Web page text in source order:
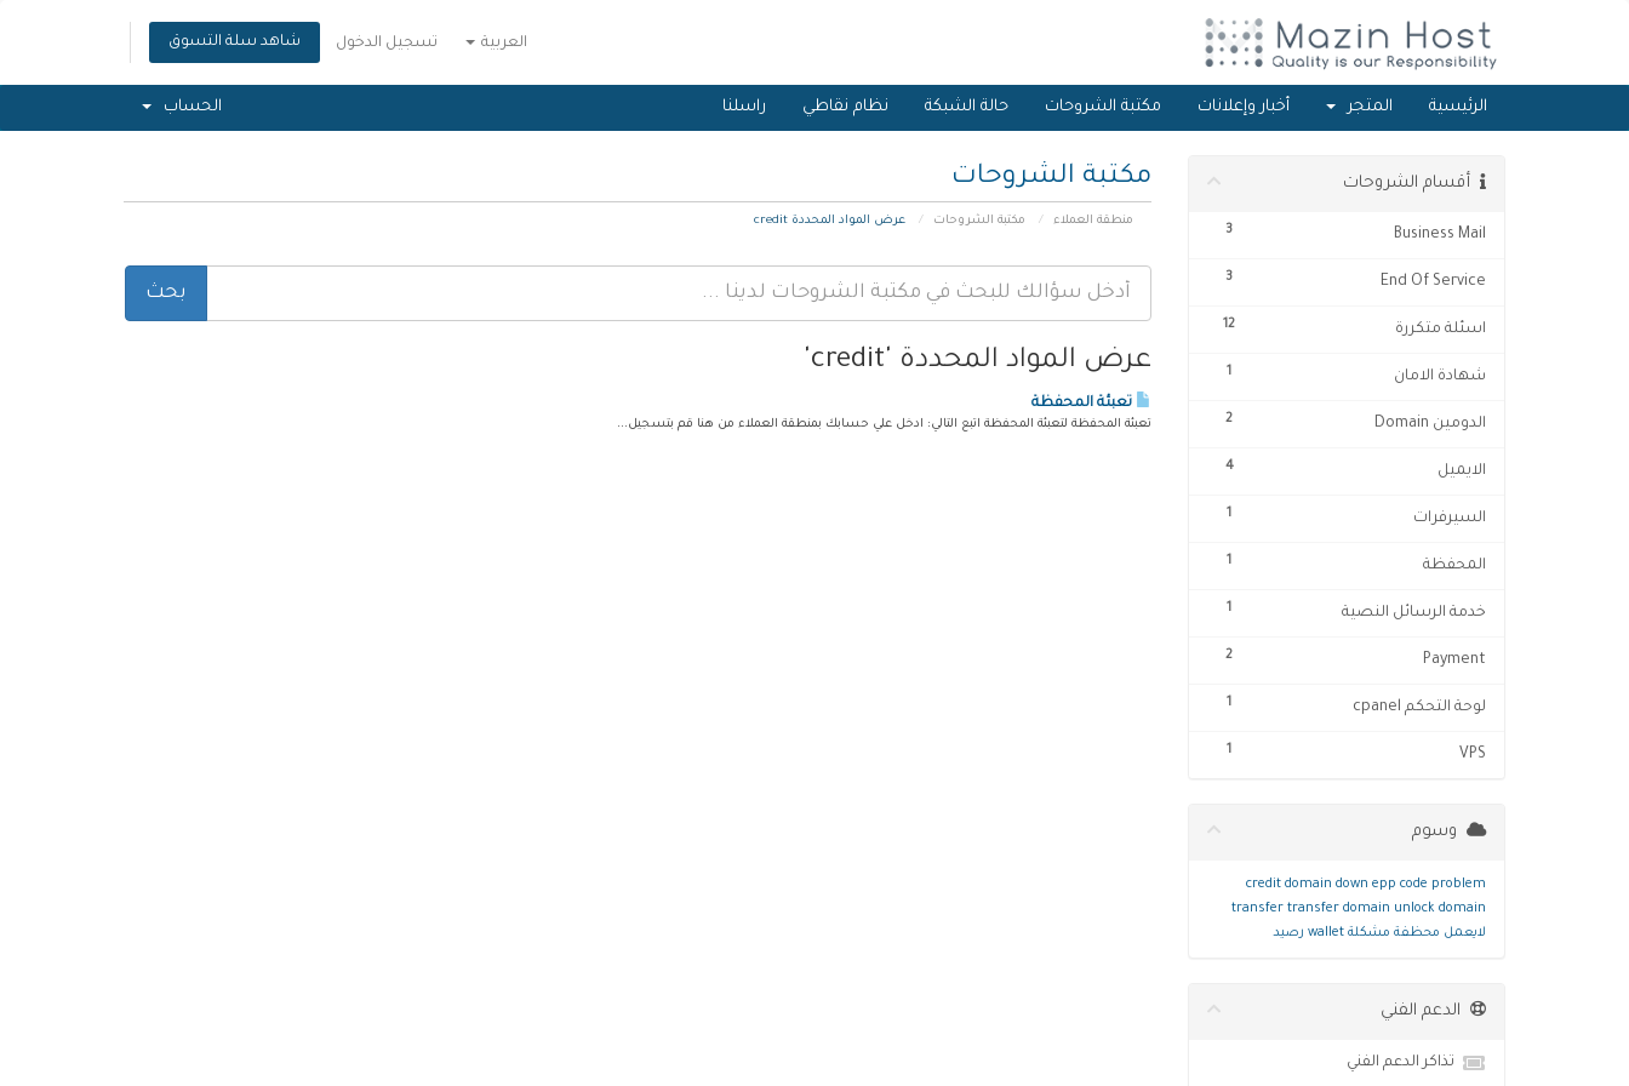
العربية تسجيل الدخول شاهد سلة التسوق
الرئيسية المتجر أخبار وإعلانات مكتبة الشروحات حالة الشبكة نظام نقاطي راسلنا الحساب
مكتبة الشروحات
منطقة العملاء مكتبة الشروحات عرض المواد المحددة credit
أقسام الشروحات
3 Business Mail
3 End Of Service
12 اسئلة متكررة
1 شهادة الامان
2 الدومين Domain
4 الايميل
1 السيرفرات
1 المحفظة
1 خدمة الرسائل النصية
2 Payment
1 لوحة التحكم cpanel
1 VPS
عرض المواد المحددة 'credit'
تعبئة المحفظة
تعبئة المحفظة لتعبئة المحفظة اتبع التالي: ادخل علي حسابك بمنطقة العملاء من هنا قم بتسجيل...
وسوم
credit domain down epp code problem
transfer transfer domain unlock domain
لايعمل محظفة مشكلة wallet رصيد
الدعم الفني
تذاكر الدعم الفني